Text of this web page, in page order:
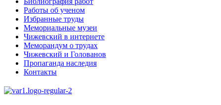
Работы об ученом
Избранные труды
Мемориальные музеи
Чижевский в интернете
Меморандум о трудах
Чижевский и Голованов
Пропаганда наследия
Контакты